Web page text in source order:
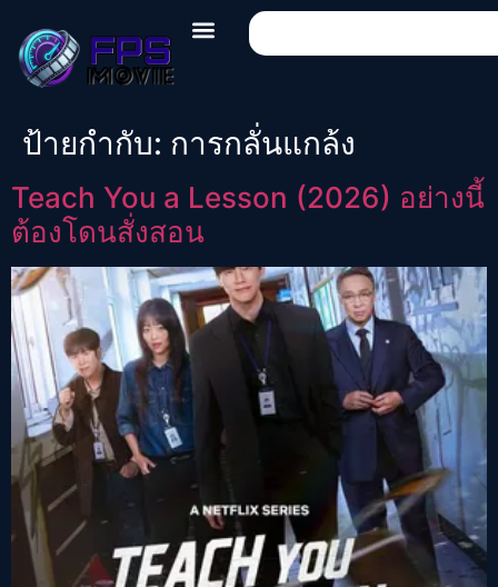
ป้ายกำกับ: การกลั่นแกล้ง
Teach You a Lesson (2026) อย่างนี้
ต้องโดนสั่งสอน